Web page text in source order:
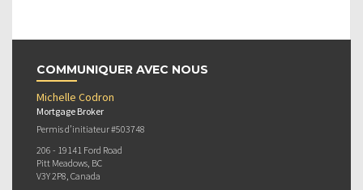
COMMUNIQUER AVEC NOUS
Michelle Codron
Mortgage Broker
Permis d’initiateur #503748
206 - 19141 Ford Road
Pitt Meadows, BC
V3Y 2P8, Canada